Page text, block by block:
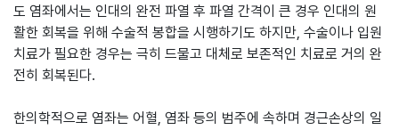
도 염좌에서는 인대의 완전 파열 후 파열 간격이 큰 경우 인대의 원
활한 회복을 위해 수술적 봉합을 시행하기도 하지만, 수술이나 입원
치료가 필요한 경우는 극히 드물고 대체로 보존적인 치료로 거의 완
전히 회복된다.
한의학적으로 염좌는 어혈, 염좌 등의 범주에 속하며 경근손상의 일